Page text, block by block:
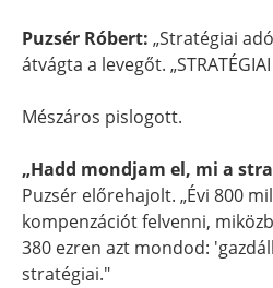
Puzsér Róbert: „Stratégiai
átvágta a levegőt.
Mészáros pislogott.
„Hadd mondjam el, mi a
Puzsér előrehajolt. „Évi 800
kompenzációt felvenni,
380 ezren azt mondod:
stratégiai."